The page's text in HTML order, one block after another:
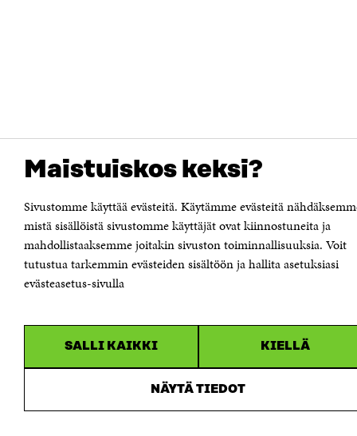
Maistuiskos keksi?
Sivustomme käyttää evästeitä. Käytämme evästeitä
mistä sisällöistä sivustomme käyttäjät ovat kiinnostuneita ja
mahdollistaaksemme joitakin sivuston toiminnallisuuksia. Voit
tutustua tarkemmin evästeiden sisältöön ja hallita asetuksiasi
evästeasetus-sivulla
SALLI KAIKKI KIELLÄ
NÄYTÄ TIEDOT